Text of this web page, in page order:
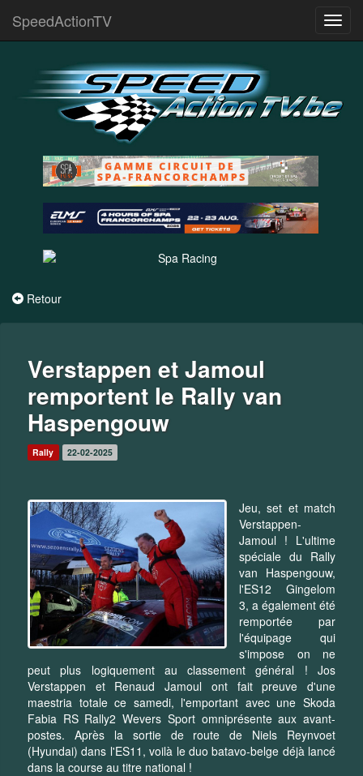
SpeedActionTV
Retour
Verstappen et Jamoul
remportent le Rally van
Haspengouw
Rally 22-02-2025
Jeu, set et match
Verstappen-
Jamoul ! L'ultime
spéciale du Rally
van Haspengouw,
l'ES12 Gingelom
3, a également été
remportée par
l'équipage qui
s'impose on ne
peut plus logiquement au classement général ! Jos
Verstappen et Renaud Jamoul ont fait preuve d'une
maestria totale ce samedi, l'emportant avec une Skoda
Fabia RS Rally2 Wevers Sport omniprésente aux avant-
postes. Après la sortie de route de Niels Reynvoet
(Hyundai) dans l'ES11, voilà le duo batavo-belge déjà lancé
dans la course au titre national !